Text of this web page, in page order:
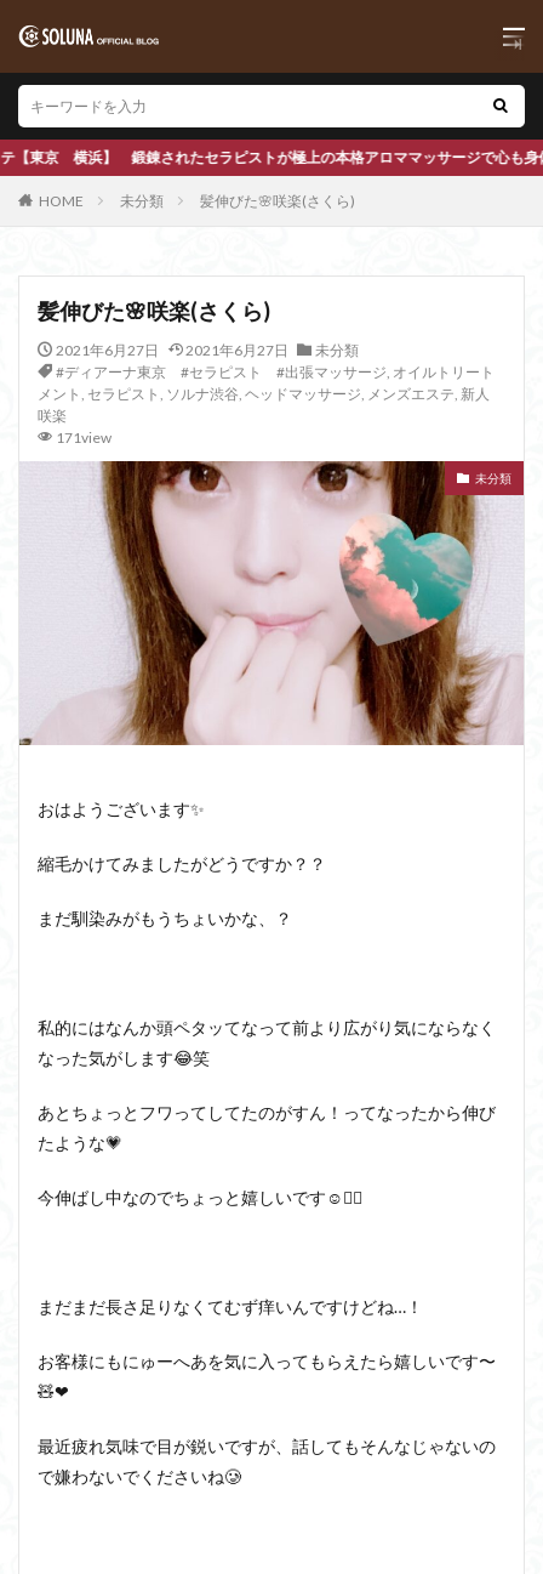
本格アロママッサージで心も身体もほぐします
HOME 未分類 髪伸びた🌸咲楽(さくら)
髪伸びた🌸咲楽(さくら)
2021年6月27日 2021年6月27日
未分類
#ディアーナ東京 #セラピスト #出張マッサージ, オイルトリート
メント , セラピスト , ソルナ渋谷, ヘッドマッサージ, メンズエステ, 新人
咲楽
171view
未分類
おはようございます✨
縮毛かけてみましたがどうですか？？
まだ馴染みがもうちょいかな、？
私的にはなんか頭ペタッてなって前より広がり気にならなく
なった気がします😂笑
あとちょっとフワってしてたのがすん！ってなったから伸び
たような💗
今伸ばし中なのでちょっと嬉しいです☺️♡⃜
まだまだ長さ足りなくてむず痒いんですけどね…！
お客様にもにゅーへあを気に入ってもらえたら嬉しいです〜
🧸❤
最近疲れ気味で目が鋭いですが、話してもそんなじゃないの
で嫌わないでくださいね🥲